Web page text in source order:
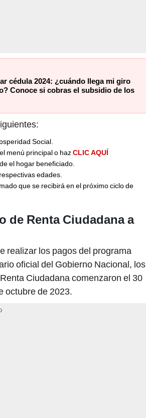
Social.
menú principal o haz
el hogar beneficiado.
edades.
Renta Ciudadana a
oficial del Gobierno Nacional, los
Ciudadana comenzaron el 30
de 2023.